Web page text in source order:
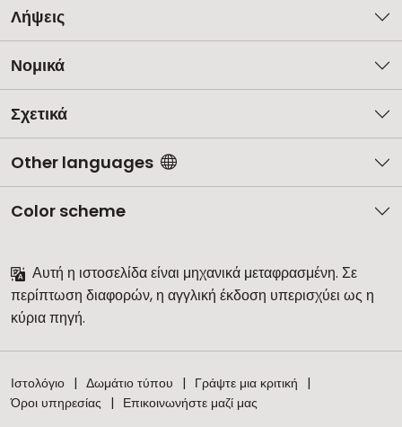
Λήψεις
Νομικά
Σχετικά
Other languages
Color scheme
Αυτή η ιστοσελίδα είναι μηχανικά μεταφρασμένη. Σε
περίπτωση διαφορών, η αγγλική έκδοση υπερισχύει ως η
κύρια πηγή.
Ιστολόγιο Δωμάτιο τύπου
Γράψτε μια κριτική
Όροι υπηρεσίας
Επικοινωνήστε μαζί μας